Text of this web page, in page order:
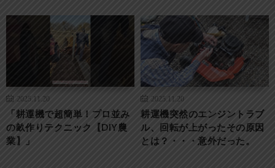
2025.11.20
「耕運機で超簡単！プロ並み
の畝作りテクニック【DIY農
業】」
2025.11.20
耕運機突然のエンジントラブ
ル、回転が上がったその原因
とは？・・・意外だった。